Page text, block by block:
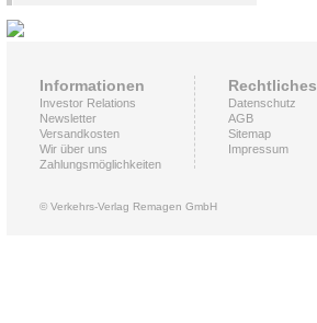
Informationen
Investor Relations
Newsletter
Versandkosten
Wir über uns
Zahlungsmöglichkeiten
Rechtliches
Datenschutz
AGB
Sitemap
Impressum
© Verkehrs-Verlag Remagen GmbH